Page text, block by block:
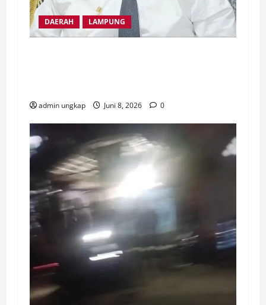
DAERAH LAMPUNG
admin ungkap Juni 8, 2026 0